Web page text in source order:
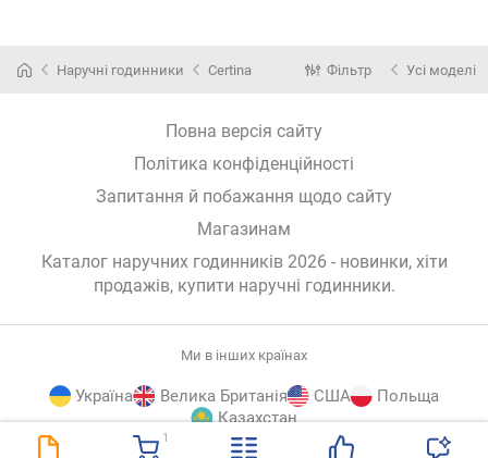
1
Наручні годинники Certina Фільтр Усі моделі
Повна версія сайту
Політика конфіденційності
Запитання й побажання щодо сайту
Магазинам
Каталог наручних годинників 2026 - новинки, хіти
продажів, купити наручні годинники.
Ми в інших країнах
Україна Велика Британія США
Польща
Казахстан